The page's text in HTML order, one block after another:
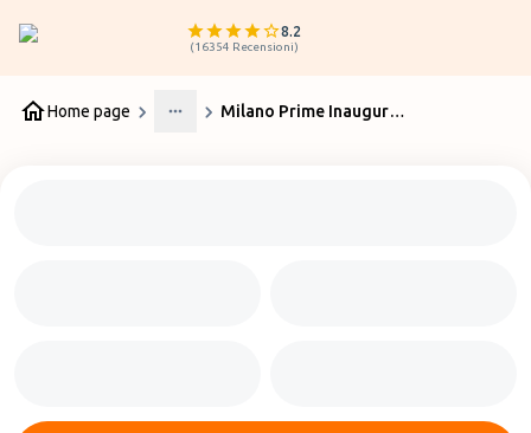
8.2
(16354 Recensioni)
Home page
More
Milano Prime Inaugurato il nuovo terminal di Malpensa